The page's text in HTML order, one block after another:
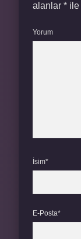
alanlar * ile
Yorum
İsim*
E-Posta*